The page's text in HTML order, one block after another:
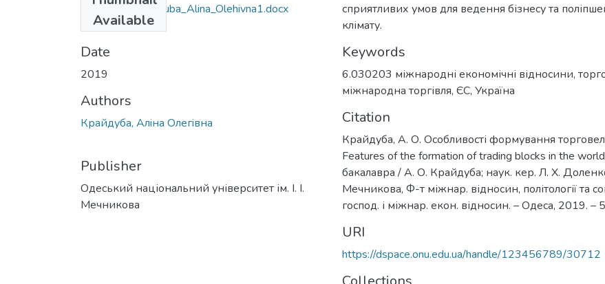
Available
6.030203_Krayduba_Alina_Olehivna1.docx
(29.96 KB)
Date
2019
Authors
Крайдуба, Алiна Олегiвна
Publisher
Одеський національний університет ім. І. І.
Мечникова
сприятливих умов для ведення бізнесу та
клімату.
Keywords
6.030203 міжнародні економічні відносини,
міжнародна торгівля, ЄС, Україна
Citation
Крайдуба, А. О. Особливості формування
Features of the formation of trading blocks in the
бакалавра / А. О. Крайдуба; наук. кер. Л. Х.
Мечникова, Ф-т міжнар. відносин, політології та
господ. і міжнар. екон. відносин. – Одеса, 2019. –
URI
https://dspace.onu.edu.ua/handle/123456789/30712